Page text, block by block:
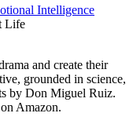
Intelligence
Life
and create their
grounded in science,
by Don Miguel Ruiz.
Amazon.